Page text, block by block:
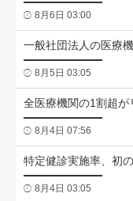
8月6日 03:00
一般社団法人の医療
8月5日 03:05
全医療機関の1割超が
8月4日 07:56
特定健診実施率、初
8月4日 03:05